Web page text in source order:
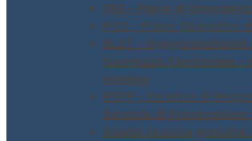
PEE – Piano di
POS – Piano Operativo
RLST –
Sicurezza Territoriale –
nomina
RSPP – Incarico di
Servizio di
Analisi tecnica gratuita: